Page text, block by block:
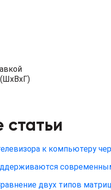
статьи
к компьютеру
двух типов